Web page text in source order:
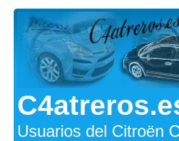
Usuarios del Citroën